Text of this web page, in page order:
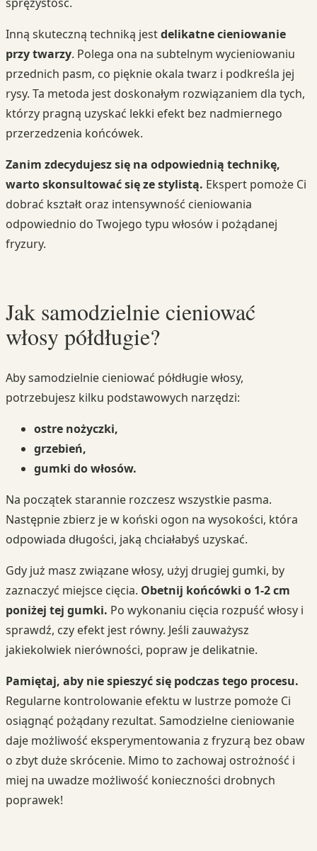
Inną skuteczną techniką jestdelikatne cieniowanie
przy twarzy. Polega ona na subtelnym wycieniowaniu
przednich pasm, co pięknie okala twarz i podkreśla jej
rysy. Ta metoda jest doskonałym rozwiązaniem dla tych,
którzy pragną uzyskać lekki efekt bez nadmiernego
przerzedzenia końcówek.
Zanim zdecydujesz się na odpowiednią technikę,
warto skonsultować się ze stylistą. Ekspert pomoże Ci
dobrać kształt oraz intensywność cieniowania
odpowiednio do Twojego typu włosów i pożądanej
fryzury.
Jak samodzielnie cieniować
włosy półdługie?
Aby samodzielnie cieniować półdługie włosy,
potrzebujesz kilku podstawowych narzędzi:
ostre nożyczki,
grzebień,
gumki do włosów.
Na początek starannie rozczesz wszystkie pasma.
Następnie zbierz je w koński ogon na wysokości, która
odpowiada długości, jaką chciałabyś uzyskać.
Gdy już masz związane włosy, użyj drugiej gumki, by
zaznaczyć miejsce cięcia. Obetnij końcówki o 1-2 cm
poniżej tej gumki. Po wykonaniu cięcia rozpuść włosy i
sprawdź, czy efekt jest równy. Jeśli zauważysz
jakiekolwiek nierówności, popraw je delikatnie.
Pamiętaj, aby nie spieszyć się podczas tego procesu.
Regularne kontrolowanie efektu w lustrze pomoże Ci
osiągnąć pożądany rezultat. Samodzielne cieniowanie
daje możliwość eksperymentowania z fryzurą bez obaw
o zbyt duże skrócenie. Mimo to zachowaj ostrożność i
miej na uwadze możliwość konieczności drobnych
poprawek!